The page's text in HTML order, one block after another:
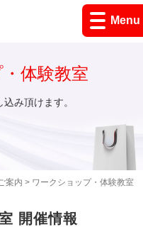
Menu
案内 > ワークショップ・体験教室
体験教室
み頂けます。
開催情報